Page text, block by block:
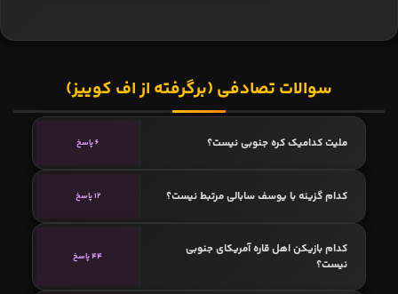
سوالات تصادفی (برگرفته از اف کوییز)
ملیت کدامیک کره جنوبی نیست؟ 6 پاسخ
کدام گزینه با یوسف سابالی مرتبط نیست؟ 12 پاسخ
کدام بازیکن اهل قاره آمریکای جنوبی
نیست؟
44 پاسخ